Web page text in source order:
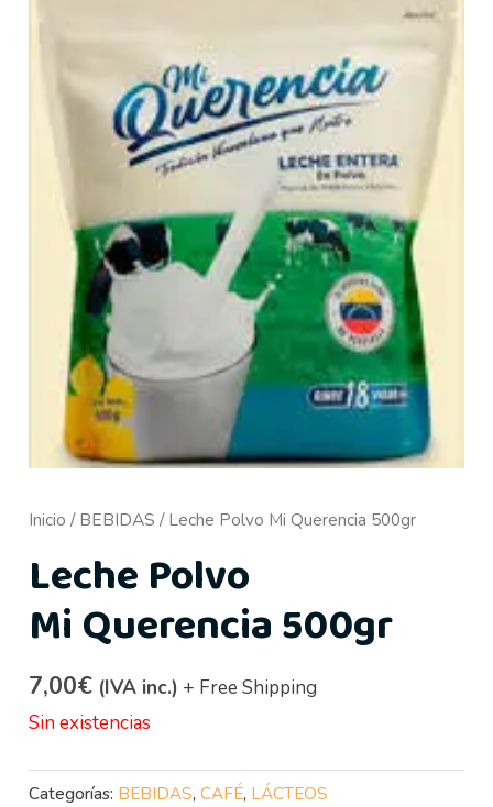
Inicio /BEBIDAS / Leche Polvo Mi Querencia 500gr
Leche Polvo
Mi Querencia 500gr
7,00€ (IVA inc.) + Free Shipping
Sin existencias
Categorías: BEBIDAS,CAFÉ, LÁCTEOS